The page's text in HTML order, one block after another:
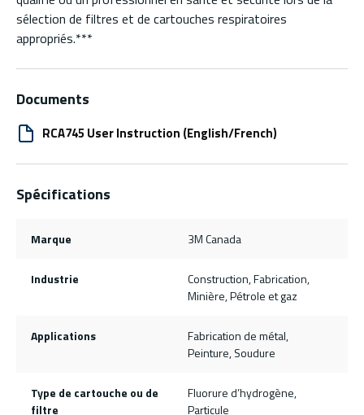
sélection de filtres et de cartouches respiratoires
appropriés.***
Documents
RCA745 User Instruction (English/French)
Spécifications
Marque 3M Canada
Industrie
Construction, Fabrication,
Minière, Pétrole et gaz
Applications
Fabrication de métal,
Peinture, Soudure
Type de cartouche ou de
filtre
Fluorure d’hydrogène,
Particule